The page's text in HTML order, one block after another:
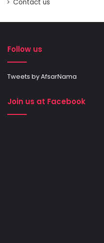
Contact us
Follow us
Tweets by AfsarNama
Join us at Facebook